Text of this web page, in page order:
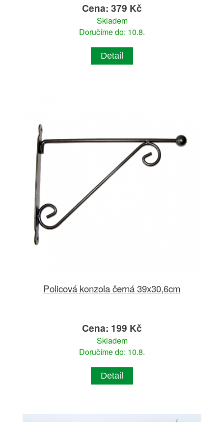
Cena: 379 Kč
Skladem
Doručíme do: 10.8.
Detail
Policová konzola černá 39x30,6cm
Cena: 199 Kč
Skladem
Doručíme do: 10.8.
Detail